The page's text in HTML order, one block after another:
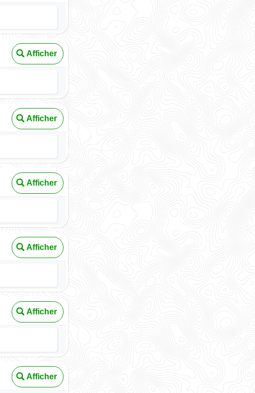
Afficher
Afficher
Afficher
Afficher
Afficher
Afficher